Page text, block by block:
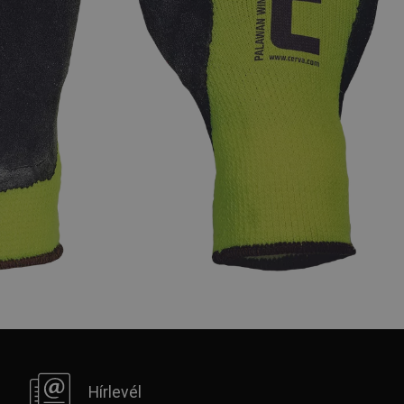
Hírlevél
FRENCH